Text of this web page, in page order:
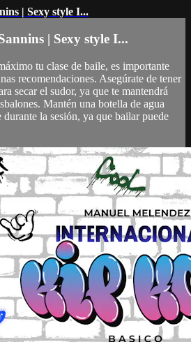
| Sexy style I...
| Sexy style I...
tu clase de baile, es importante
recomendaciones. Asegúrate de tener
secar el sudor, ya que te mantendrá
Mantén una botella de agua
durante la sesión, ya que bailar puede